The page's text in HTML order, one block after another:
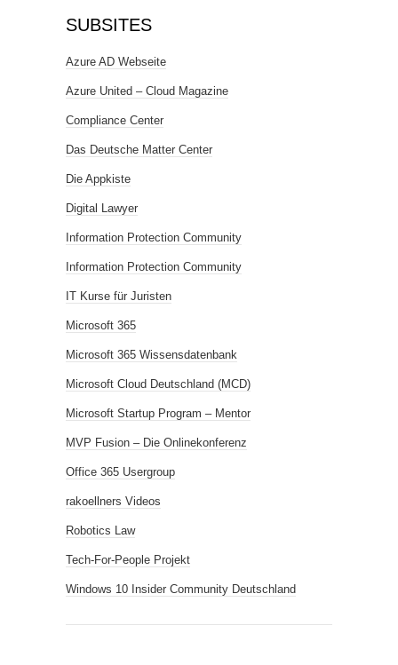
SUBSITES
Azure AD Webseite
Azure United – Cloud Magazine
Compliance Center
Das Deutsche Matter Center
Die Appkiste
Digital Lawyer
Information Protection Community
Information Protection Community
IT Kurse für Juristen
Microsoft 365
Microsoft 365 Wissensdatenbank
Microsoft Cloud Deutschland (MCD)
Microsoft Startup Program – Mentor
MVP Fusion – Die Onlinekonferenz
Office 365 Usergroup
rakoellners Videos
Robotics Law
Tech-For-People Projekt
Windows 10 Insider Community Deutschland